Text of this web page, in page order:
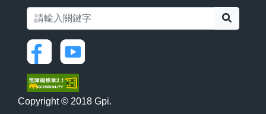
Copyright © 2018 Gpi.